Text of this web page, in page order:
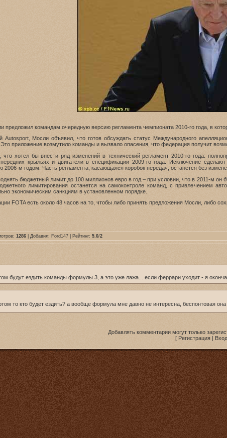
предложил командам очередную версию регламента чемпионата 2010-го года, в
Autosport, Мосли объявил, что готов обсуждать статус Международного
Это приложение возмутило команды и вызвало опасения, что федерация получит
что хотел бы внести ряд изменений в технический регламент 2010-го года:
крыльях и двигатели в спецификации 2009-го года. Исключение
2006-м годом. Часть регламента, касающаяся коробок передач, останется без
бюджетный лимит до 100 миллионов евро в год – при условии, что в 2011-м
лимитирования останется на самоконтроле команд, с привлечением
экономическим санкциям в установленном порядке.
FOTA есть около 48 часов на то, чтобы либо принять предложения Мосли, либо
1286 | Добавил: Ford147 | Рейтинг: 5.0/2
будут ездить команды формулы 3, а это уже лажа... если феррари уходит - я
то кто будет ездить? а вообще формула мне давно не интересна, беспонтовая
Добавлять комментарии могут только
[ Регистрация | Вход